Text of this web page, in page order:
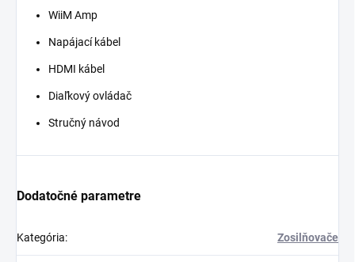
WiiM Amp
Napájací kábel
HDMI kábel
Diaľkový ovládač
Stručný návod
Dodatočné parametre
Kategória: Zosilňovače